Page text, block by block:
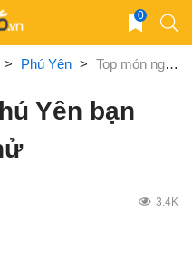
0
> Phú Yên > Top món ngon Phú Yên bạn nhất định phải thử
Yên bạn
3.4K